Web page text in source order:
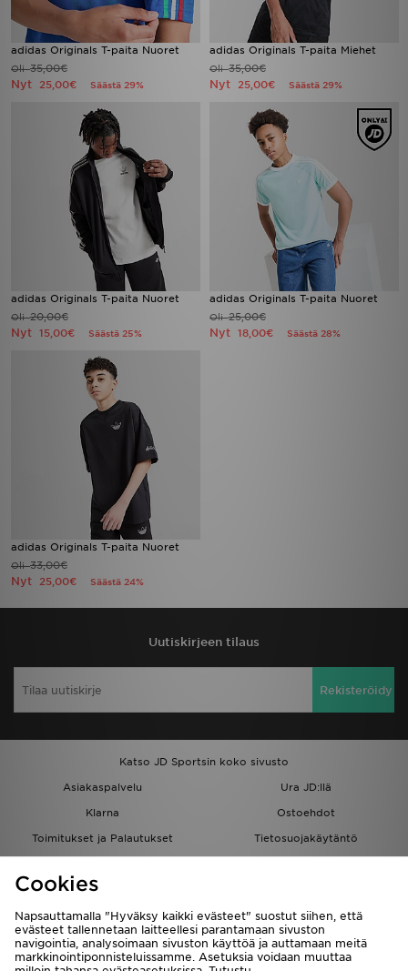
adidas Originals T-paita Nuoret
Oli35,00€
Nyt 25,00€ Säästä 29%
adidas Originals T-paita Miehet
Oli35,00€
Nyt 25,00€ Säästä 29%
adidas Originals T-paita Nuoret
Oli20,00€
Nyt 15,00€ Säästä 25%
adidas Originals T-paita Nuoret
Oli25,00€
Nyt 18,00€ Säästä 28%
adidas Originals T-paita Nuoret
Oli33,00€
Nyt 25,00€ Säästä 24%
Uutiskirjeen tilaus
Rekisteröidy
Katso JD Sportsin koko sivusto
Asiakaspalvelu
Ura JD:llä
Klarna
Ostoehdot
Toimitukset ja Palautukset
Tietosuojakäytäntö
Löydä myymälä
Kumppanuusohjelma
JD Blog
Cookies
Napsauttamalla "Hyväksy kaikki evästeet" suostut siihen, että
evästeet tallennetaan laitteellesi parantamaan sivuston
navigointia, analysoimaan sivuston käyttöä ja auttamaan meitä
markkinointiponnisteluissamme. Asetuksia voidaan muuttaa